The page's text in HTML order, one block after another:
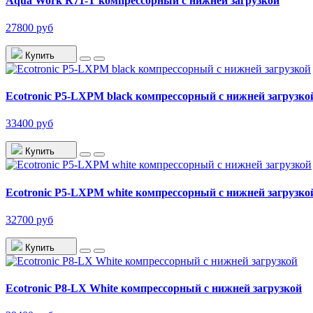
27800 руб
Купить
Ecotronic P5-LXPM black компрессорный с нижней
33400 руб
Купить
Ecotronic P5-LXPM white компрессорный с нижней
32700 руб
Купить
Ecotronic P8-LX White компрессорный с нижней загрузкой